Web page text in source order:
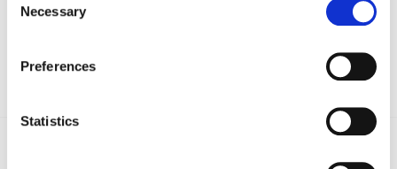
the Privacy trigger icon.
Collect information about your geographical location
Identify your device by actively scanning it for
Find out more about how your personal data is processed
Selection
Necessary
Preferences
Statistics